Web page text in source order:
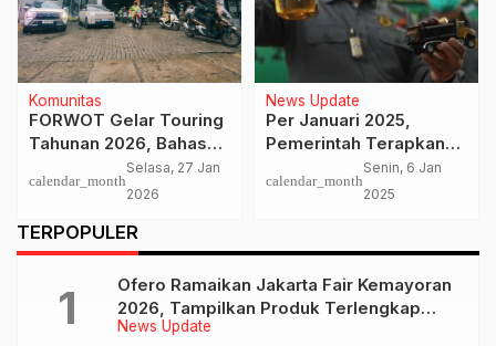
Komunitas
FORWOT Gelar Touring
Tahunan 2026, Bahas
Tantangan Industri
Otomotif Nasional
calendar_month
Selasa, 27 Jan
2026
News Update
Per Januari 2025,
Pemerintah Terapkan
BBM Biodiesel B40
calendar_month
Senin, 6 Jan
2025
TERPOPULER
News Update
Ofero Ramaikan Jakarta Fair Kemayoran
2026, Tampilkan Produk Terlengkap
hingga Calon Model Baru